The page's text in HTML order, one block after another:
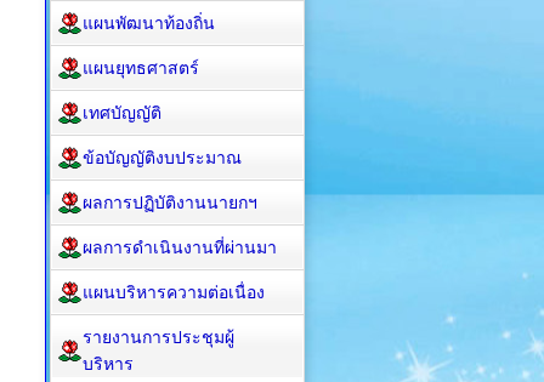
แผนพัฒนาท้องถิ่น
แผนยุทธศาสตร์
เทศบัญญัติ
ข้อบัญญัติงบประมาณ
ผลการปฏิบัติงานนายกฯ
ผลการดำเนินงานที่ผ่านมา
แผนบริหารความต่อเนื่อง
รายงานการประชุมผู้
บริหาร